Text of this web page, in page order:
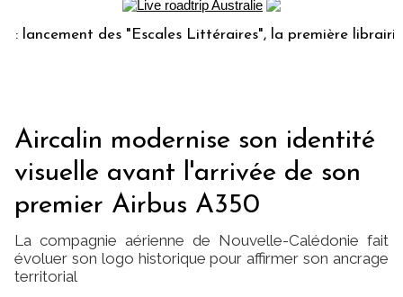
des "Escales Littéraires", la première librairie du
Aircalin modernise son identité
visuelle avant l'arrivée de son
premier Airbus A350
La compagnie aérienne de Nouvelle-Calédonie fait
évoluer son logo historique pour affirmer son ancrage
territorial